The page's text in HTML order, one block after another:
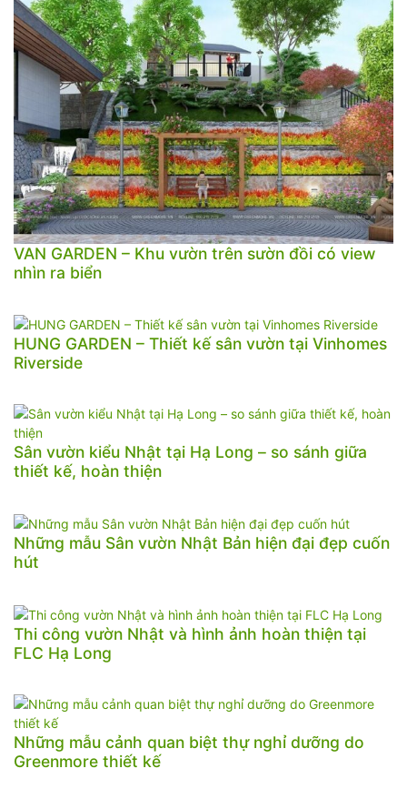
VAN GARDEN – Khu vườn trên sườn đồi có view
nhìn ra biển
HUNG GARDEN – Thiết kế sân vườn tại Vinhomes
Riverside
Sân vườn kiểu Nhật tại Hạ Long – so sánh giữa
thiết kế, hoàn thiện
Những mẫu Sân vườn Nhật Bản hiện đại đẹp cuốn
hút
Thi công vườn Nhật và hình ảnh hoàn thiện tại
FLC Hạ Long
Những mẫu cảnh quan biệt thự nghỉ dưỡng do
Greenmore thiết kế